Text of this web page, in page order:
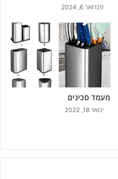
פברואר 6, 2024
מעמד סכינים
ינואר 18, 2022